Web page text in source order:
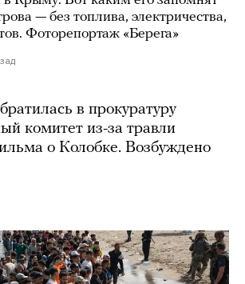
— без топлива, электричества,
Фоторепортаж «Берега»
в прокуратуру
комитет из-за травли
о Колобке. Возбуждено